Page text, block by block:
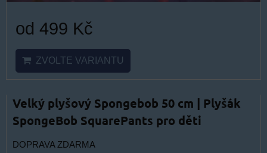
od 499 Kč
ZVOLTE VARIANTU
Velký plyšový Spongebob 50 cm | Plyšák
SpongeBob SquarePants pro děti
DOPRAVA ZDARMA